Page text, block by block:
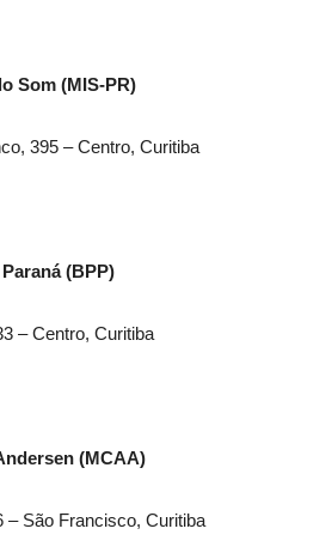
Som (MIS-PR)
395 – Centro, Curitiba
(BPP)
– Centro, Curitiba
(MCAA)
– São Francisco, Curitiba